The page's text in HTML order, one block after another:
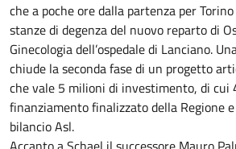
che a poche ore dalla partenza per
stanze di degenza del nuovo reparto di
Ginecologia dell’ospedale di Lanciano.
chiude la seconda fase di un progetto
che vale 5 milioni di investimento, di cui
finanziamento finalizzato della Regione
bilancio Asl.